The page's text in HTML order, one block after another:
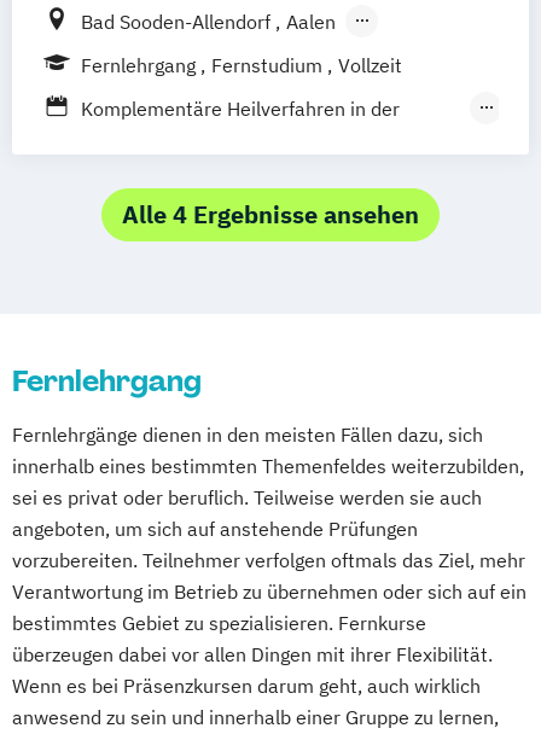
Tierheilpraktiker + Akupunktur für Pferde
artgerechten Tierhaltung
Tierheilpraktiker + Heilpflanzenkunde
Tierheilpraktiker + Homöopathie
Tierheilpraktiker/-in mit zusätzlicher
Fachrichtung "Tierernährungsberater"
Mönchengladbach
München
Passau Regensburg Rosenheim
Rostock Saarbrücken Siegen
Stuttgart
Massagetherapie
Osteopathie Ausbildung
Psychologische Beratung
Paracelsus Gesundheitsakademien
Bad Sooden-Allendorf
Aalen
Baden-Baden
Berlin
Bonn
Heilbronn Kassel Leipzig Mannheim
München Bochum Kaiserslautern
Wiesbaden Regenstauf Dresden
Hoyerswerda Magdeburg Ostfildern
Fernlehrgang Fernstudium
Vollzeit
Komplementäre Heilverfahren in der
Heilverfahren
Osteopathie i.V.
Alle 4 Ergebnisse ansehen
Fernlehrgang
Fernlehrgänge dienen in den meisten Fällen dazu, sich
innerhalb eines bestimmten Themenfeldes weiterzubilden,
sei es privat oder beruflich. Teilweise werden sie auch
angeboten, um sich auf anstehende Prüfungen
vorzubereiten. Teilnehmer verfolgen oftmals das Ziel, mehr
Verantwortung im Betrieb zu übernehmen oder sich auf ein
bestimmtes Gebiet zu spezialisieren. Fernkurse
überzeugen dabei vor allen Dingen mit ihrer Flexibilität.
Wenn es bei Präsenzkursen darum geht, auch wirklich
anwesend zu sein und innerhalb einer Gruppe zu lernen,